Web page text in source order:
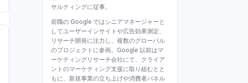
サルティングに従事。
前職の Google ではシニアマネージャーと
してユーザーインサイトや広告効果測定、
リサーチ開発に注力し、複数のグローバル
のプロジェクトに参画。Google 以前はマ
ーケティングリサーチ会社にて、クライア
ントのマーケティング支援に取り組むとと
もに、新規事業の立ち上げや消費者パネル